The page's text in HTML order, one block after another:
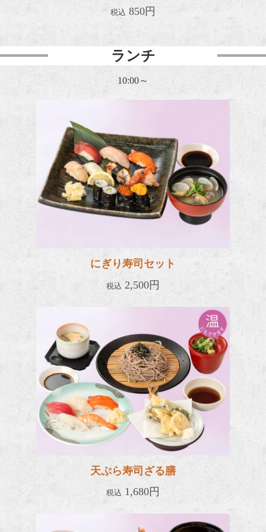
税込 850円
ランチ
10:00～
にぎり寿司セット
税込 2,500円
天ぷら寿司ざる膳
税込 1,680円
海老天